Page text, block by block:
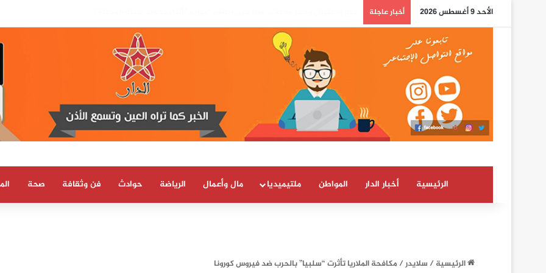
الأحد 9 أغسطس 2026 أخبار عاجلة
الرئيسية أخبار الدار المواطن ملتيميديا مال وأعمال الرياضة حوادث فن وثقافة صحة
الرئيسية/ سلايدر/مكافحة الملاريا تأثرت “سلبيا” بالحرب ضد فيروس كورونا